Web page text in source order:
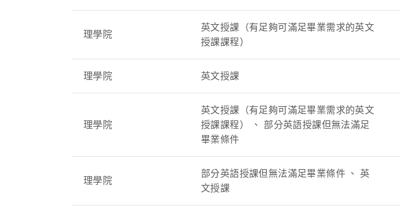
理學院
英文授課（有足夠可滿足畢業需求的英文
授課課程）
理學院 英文授課
理學院
英文授課（有足夠可滿足畢業需求的英文
授課課程） 、 部分英語授課但無法滿足
畢業條件
理學院
部分英語授課但無法滿足畢業條件 、 英
文授課